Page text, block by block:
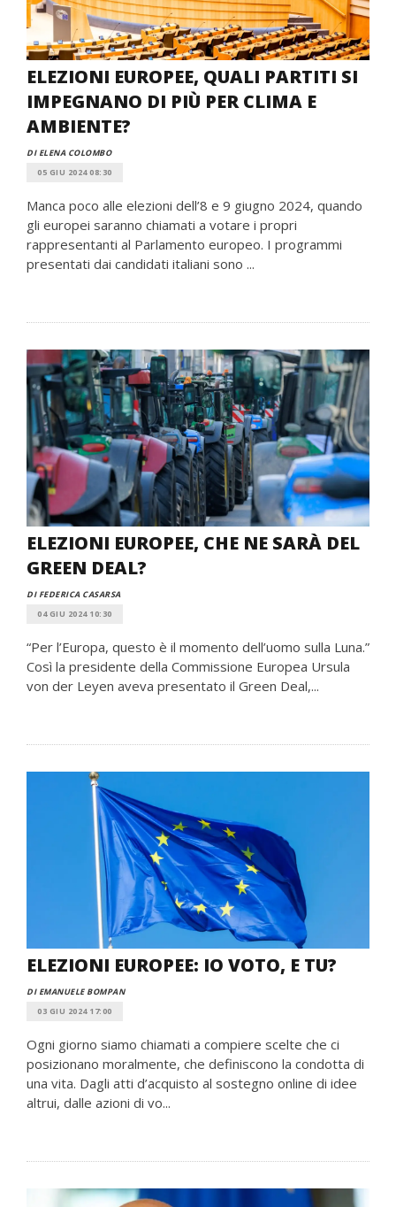
ELEZIONI EUROPEE, QUALI PARTITI SI
IMPEGNANO DI PIÙ PER CLIMA E
AMBIENTE?
DI ELENA COLOMBO
05 GIU 2024 08:30
Manca poco alle elezioni dell’8 e 9 giugno 2024, quando
gli europei saranno chiamati a votare i propri
rappresentanti al Parlamento europeo. I programmi
presentati dai candidati italiani sono ...
ELEZIONI EUROPEE, CHE NE SARÀ DEL
GREEN DEAL?
DI FEDERICA CASARSA
04 GIU 2024 10:30
“Per l’Europa, questo è il momento dell’uomo sulla Luna.”
Così la presidente della Commissione Europea Ursula
von der Leyen aveva presentato il Green Deal,...
ELEZIONI EUROPEE: IO VOTO, E TU?
DI EMANUELE BOMPAN
03 GIU 2024 17:00
Ogni giorno siamo chiamati a compiere scelte che ci
posizionano moralmente, che definiscono la condotta di
una vita. Dagli atti d’acquisto al sostegno online di idee
altrui, dalle azioni di vo...